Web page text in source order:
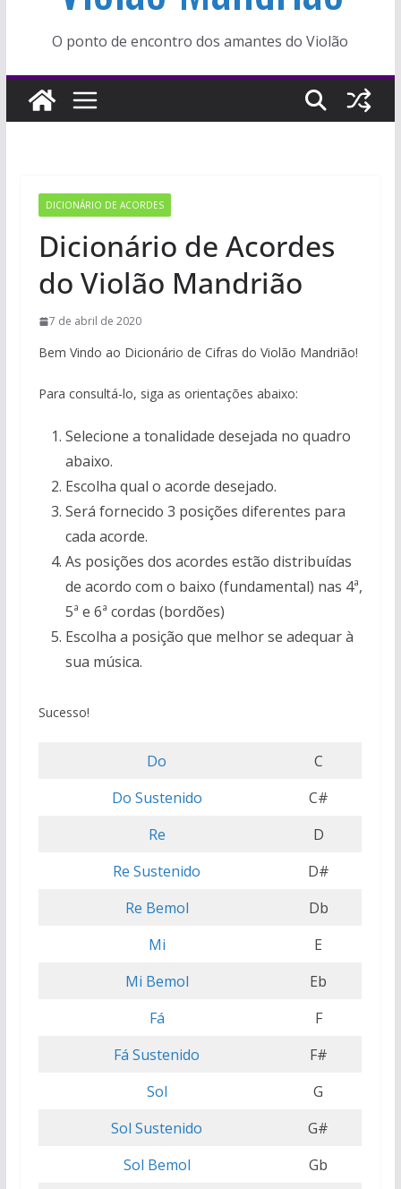
O ponto de encontro dos amantes do Violão
DICIONÁRIO DE ACORDES
Dicionário de Acordes
do Violão Mandrião
7 de abril de 2020
Bem Vindo ao Dicionário de Cifras do Violão Mandrião!
Para consultá-lo, siga as orientações abaixo:
Selecione a tonalidade desejada no quadro
abaixo.
Escolha qual o acorde desejado.
Será fornecido 3 posições diferentes para
cada acorde.
As posições dos acordes estão distribuídas
de acordo com o baixo (fundamental) nas 4ª,
5ª e 6ª cordas (bordões)
Escolha a posição que melhor se adequar à
sua música.
Sucesso!
Do
C
Do Sustenido
C#
Re
D
Re Sustenido
D#
Re Bemol
Db
Mi
E
Mi Bemol
Eb
Fá
F
Fá Sustenido
F#
Sol
G
Sol Sustenido
G#
Sol Bemol
Gb